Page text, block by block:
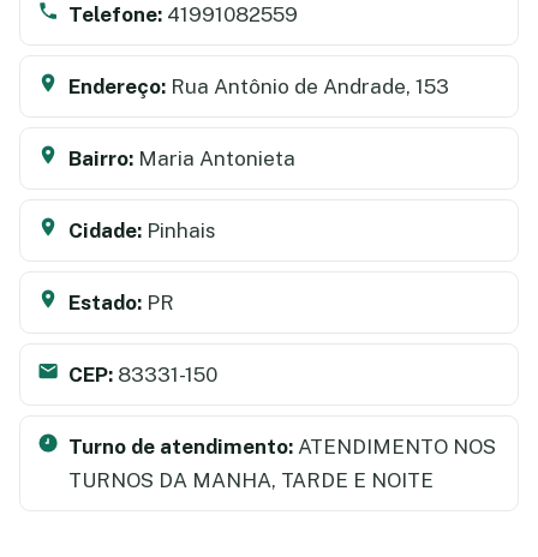
Telefone: 41991082559
Endereço: Rua Antônio de Andrade, 153
Bairro: Maria Antonieta
Cidade: Pinhais
Estado: PR
CEP: 83331-150
Turno de atendimento: ATENDIMENTO NOS
TURNOS DA MANHA, TARDE E NOITE